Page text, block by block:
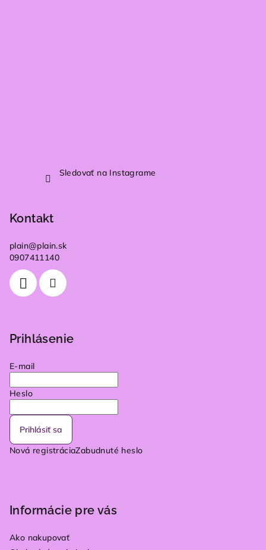
Sledovať na Instagrame
Kontakt
plain@plain.sk
0907411140
Prihlásenie
E-mail
Heslo
Prihlásiť sa
Nová registráciaZabudnuté heslo
Informácie pre vás
Ako nakupovať